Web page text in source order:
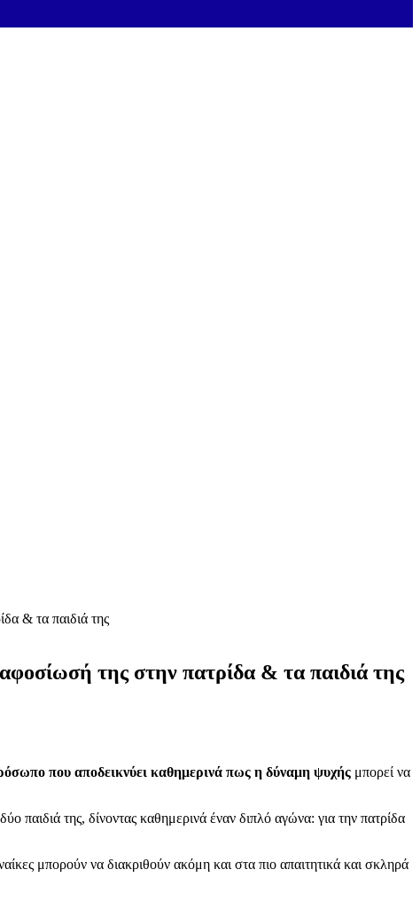
& τα παιδιά της
της στην πατρίδα & τα παιδιά της
που αποδεικνύει καθημερινά πως η δύναμη ψυχής μπορεί να
παιδιά της, δίνοντας καθημερινά έναν διπλό αγώνα: για την πατρίδα
μπορούν να διακριθούν ακόμη και στα πιο απαιτητικά και σκληρά